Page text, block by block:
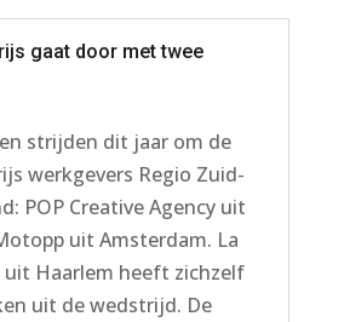
gaat door met twee
strijden dit jaar om de
werkgevers Regio Zuid-
POP Creative Agency uit
uit Amsterdam. La
uit Haarlem heeft zichzelf
uit de wedstrijd. De